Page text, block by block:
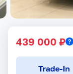
439 000 ₽
Trade-In